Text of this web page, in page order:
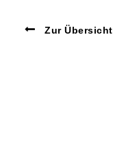
Zur Übersicht